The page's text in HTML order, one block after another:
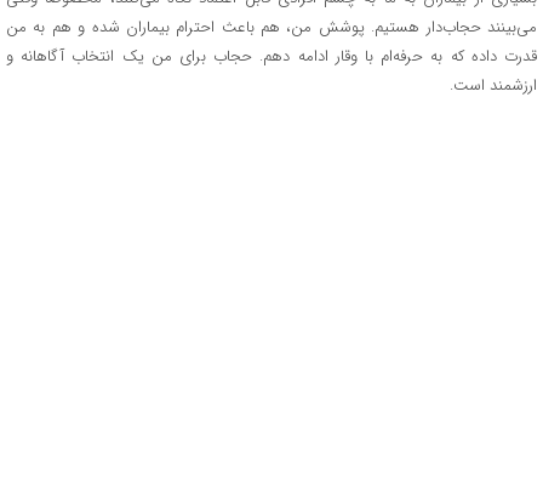
می‌بینند حجاب‌دار هستیم. پوشش من، هم باعث احترام بیماران شده و هم به من
قدرت داده که به حرفه‌ام با وقار ادامه دهم. حجاب برای من یک انتخاب آگاهانه و
ارزشمند است.